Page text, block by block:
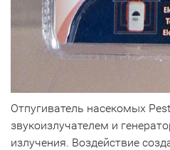
Отпугиватель насекомых
звукоизлучателем и
излучения. Воздействие